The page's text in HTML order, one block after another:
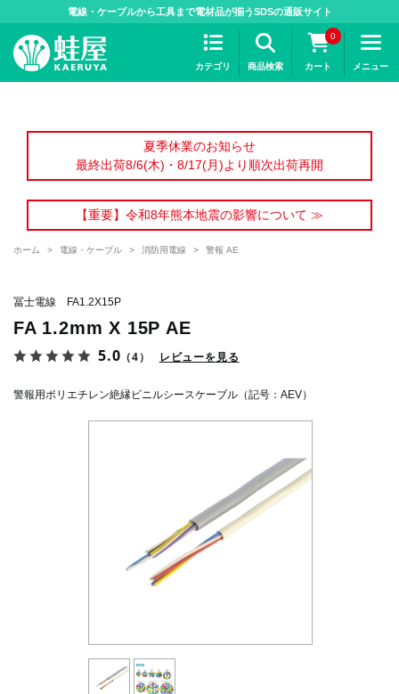
電線・ケーブルから工具まで電材品が揃うSDSの通販サイト
カテゴリ 商品検索
0
カート メニュー
夏季休業のお知らせ
最終出荷8/6(木)・8/17(月)より順次出荷再開
【重要】令和8年熊本地震の影響について ≫
ホーム > 電線・ケーブル > 消防用電線 > 警報 AE
冨士電線 FA1.2X15P
FA 1.2mm X 15P AE
5.0 （4） レビューを見る
警報用ポリエチレン絶縁ビニルシースケーブル（記号：AEV）